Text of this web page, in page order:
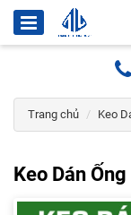
Trang chủ Keo
Keo Dán